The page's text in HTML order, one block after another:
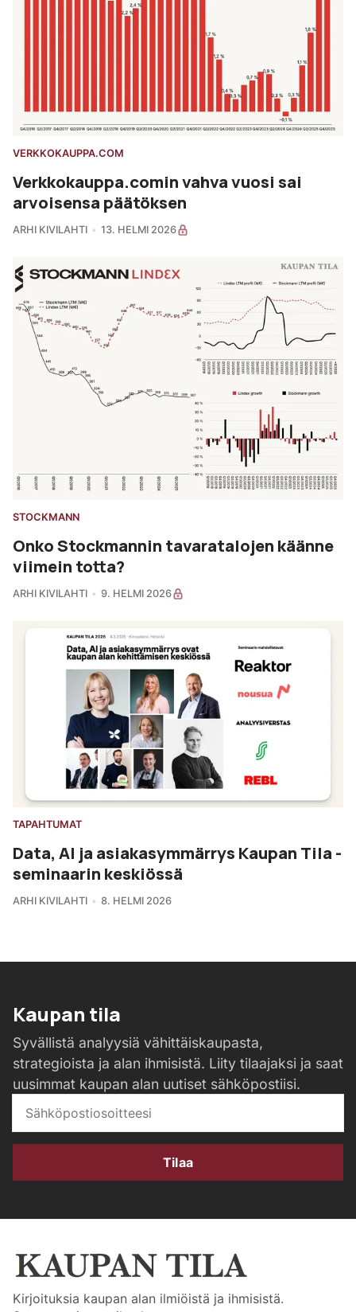
VERKKOKAUPPA.COM
Verkkokauppa.comin vahva vuosi sai
arvoisensa päätöksen
ARHI KIVILAHTI 13. HELMI 2026
STOCKMANN
Onko Stockmannin tavaratalojen käänne
viimein totta?
ARHI KIVILAHTI 9. HELMI 2026
TAPAHTUMAT
Data, AI ja asiakasymmärrys Kaupan Tila -
seminaarin keskiössä
ARHI KIVILAHTI 8. HELMI 2026
Kaupan tila
Syvällistä analyysiä vähittäiskaupasta,
strategioista ja alan ihmisistä. Liity tilaajaksi ja saat
uusimmat kaupan alan uutiset sähköpostiisi.
Tilaa
Kirjoituksia kaupan alan ilmiöistä ja ihmisistä.